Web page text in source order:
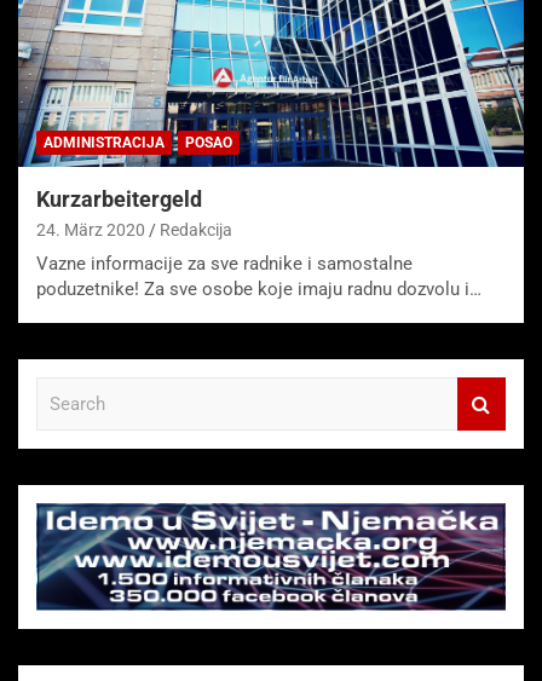
ADMINISTRACIJA POSAO
Kurzarbeitergeld
24. März 2020 Redakcija
Vazne informacije za sve radnike i samostalne
poduzetnike! Za sve osobe koje imaju radnu dozvolu i…
c
h